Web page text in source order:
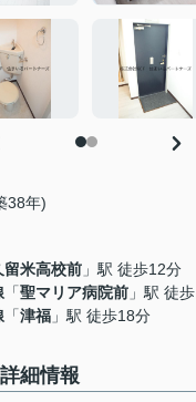
38年)
留米高校前 」駅 徒歩12分
「聖マリア病院前 」駅 徒
「津福 」駅 徒歩18分
細情報